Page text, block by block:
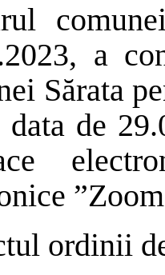
a
Sărata
de
ordinii